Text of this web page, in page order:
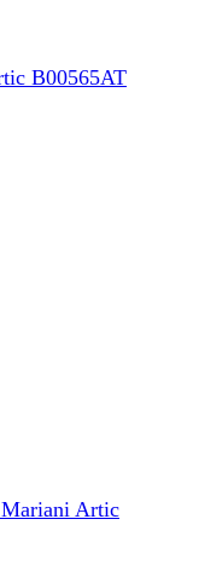
В00565AT
Mariani Artic